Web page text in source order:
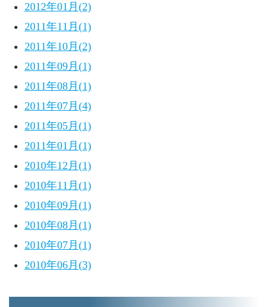
2012年01月(2)
2011年11月(1)
2011年10月(2)
2011年09月(1)
2011年08月(1)
2011年07月(4)
2011年05月(1)
2011年01月(1)
2010年12月(1)
2010年11月(1)
2010年09月(1)
2010年08月(1)
2010年07月(1)
2010年06月(3)